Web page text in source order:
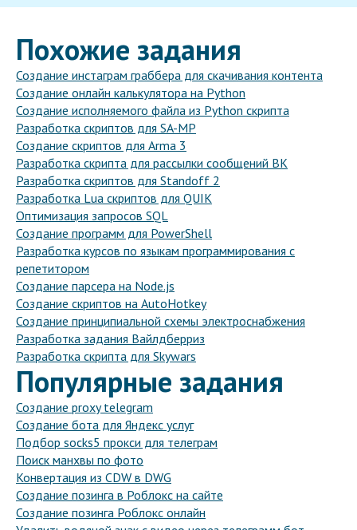
Похожие задания
Создание инстаграм граббера для скачивания контента
Создание онлайн калькулятора на Python
Создание исполняемого файла из Python скрипта
Разработка скриптов для SA-MP
Создание скриптов для Arma 3
Разработка скрипта для рассылки сообщений ВК
Разработка скриптов для Standoff 2
Разработка Lua скриптов для QUIK
Оптимизация запросов SQL
Создание программ для PowerShell
Разработка курсов по языкам программирования с
репетитором
Создание парсера на Node.js
Создание скриптов на AutoHotkey
Создание принципиальной схемы электроснабжения
Разработка задания Вайлдберриз
Разработка скрипта для Skywars
Популярные задания
Создание proxy telegram
Создание бота для Яндекс услуг
Подбор socks5 прокси для телеграм
Поиск манхвы по фото
Конвертация из CDW в DWG
Создание позинга в Роблокс на сайте
Создание позинга Роблокс онлайн